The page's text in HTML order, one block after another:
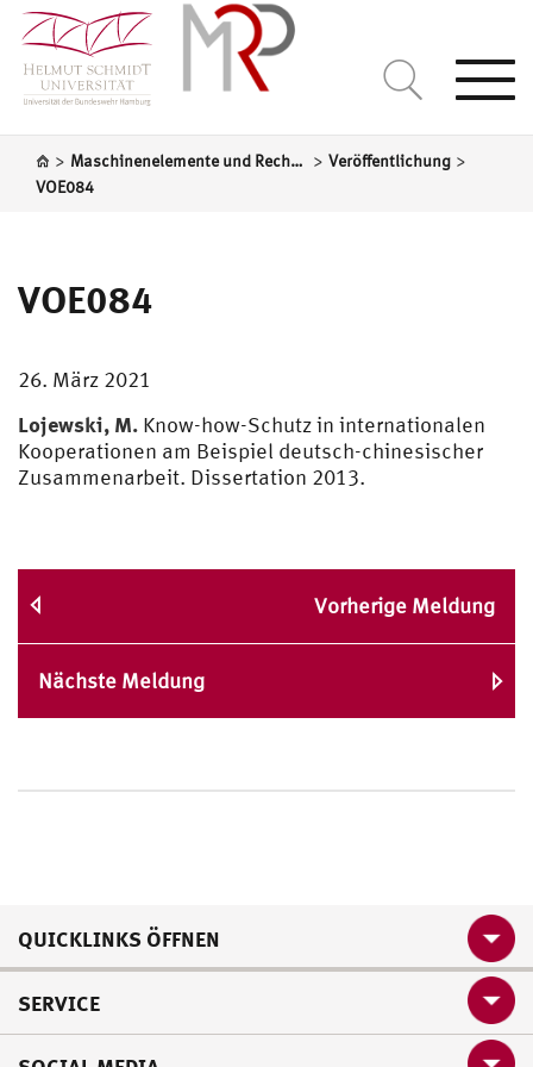
> Maschinenelemente und Rechnergestützte Produktentwicklung > Veröffentlichung >
VOE084
VOE084
26. März 2021
Lojewski, M. Know-how-Schutz in internationalen
Kooperationen am Beispiel deutsch-chinesischer
Zusammenarbeit. Dissertation 2013.
Vorherige Meldung
Nächste Meldung
QUICKLINKS ÖFFNEN
SERVICE